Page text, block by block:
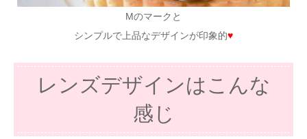
Mのマークと
シンプルで上品なデザインが印象的♥
レンズデザインはこんな
感じ